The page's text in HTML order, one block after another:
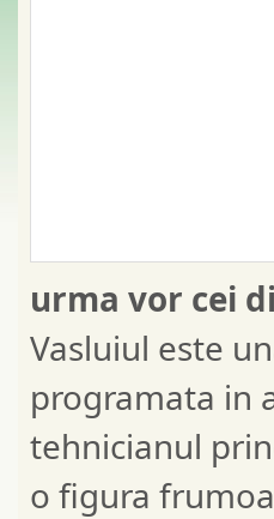
urma vor cei
Vasluiul este
programata in
tehnicianul
o figura